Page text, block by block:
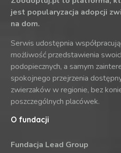
jest popularyzacja adopcji
na dom.
Serwis udostępnia
możliwość przedstawienia
podopiecznych, a samym
spokojnego przejrzenia
zwierzaków w regionie, bez
poszczególnych placówek.
O fundacji
Fundacja Lead Group